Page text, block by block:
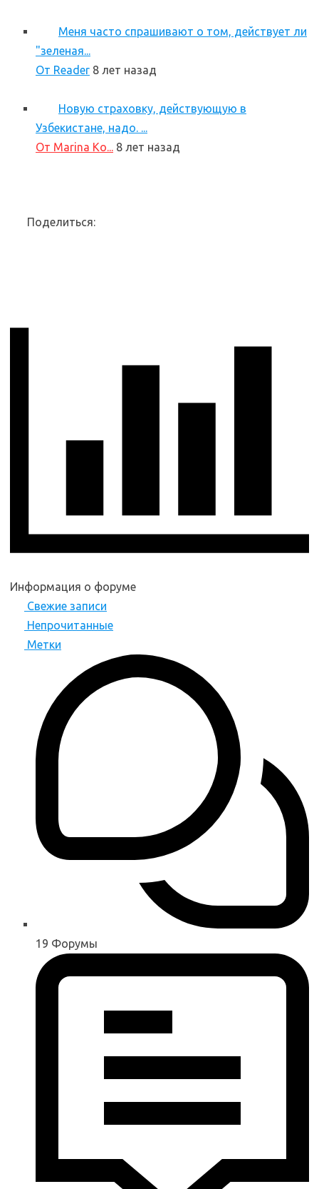
Меня часто спрашивают о том, действует ли
"зеленая...
От Reader 8 лет назад
Новую страховку, действующую в
Узбекистане, надо. ...
От Marina Ko... 8 лет назад
Поделиться:
Информация о форуме
Свежие записи
Непрочитанные
Метки
19 Форумы